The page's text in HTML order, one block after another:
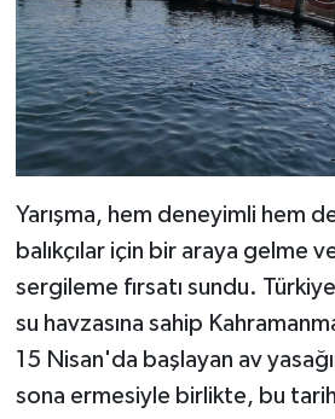
Yarışma, hem deneyimli hem
balıkçılar için bir araya gelme
sergileme fırsatı sundu.
su havzasına sahip
15 Nisan'da başlayan av
sona ermesiyle birlikte, bu
SEÇİM 2014
KİM KİMDİR
ÇEK GÖNDER
HEDEF2020
OTOMOBİL